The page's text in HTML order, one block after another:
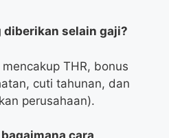
selain gaji?
THR, bonus
cuti tahunan, dan
perusahaan).